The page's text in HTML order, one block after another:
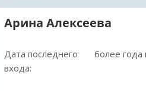
Арина Алексеева
Дата последнего
входа:
более года